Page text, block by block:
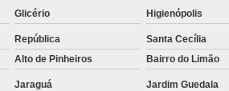
Glicério Higienópolis
República Santa Cecília
Alto de Pinheiros Bairro do Limão
Jaraguá Jardim Guedala